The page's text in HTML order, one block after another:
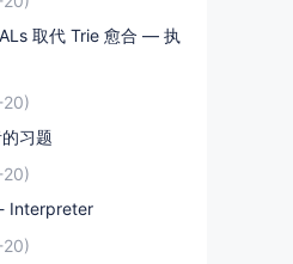
取代 Trie 愈合 — 执
习题
Interpreter